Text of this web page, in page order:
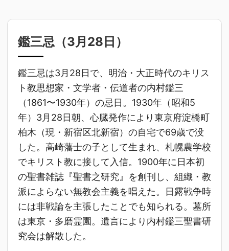
鑑三忌（3月28日 ）
鑑三忌は3月28日で、明治・大正時代のキリス
ト教思想家・文学者・伝道者の内村鑑三
（1861〜1930年）の忌日。1930年（昭和5
年）3月28日朝、心臓発作により東京府淀橋町
柏木（現・新宿区北新宿）の自宅で69歳で没
した。高崎藩士の子として生まれ、札幌農学校
でキリスト教に接して入信。1900年に日本初
の聖書雑誌『聖書之研究』を創刊し、組織・教
派によらない無教会主義を唱えた。日露戦争時
には非戦論を主張したことでも知られる。墓所
は東京・多磨霊園。遺言により内村鑑三聖書研
究会は解散した。